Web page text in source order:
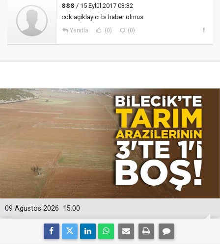
sss / 15 Eylül 2017 03:32
cok açiklayici bi haber olmus
Yanıtla (0) (0)
15:00
09 Ağustos 2026